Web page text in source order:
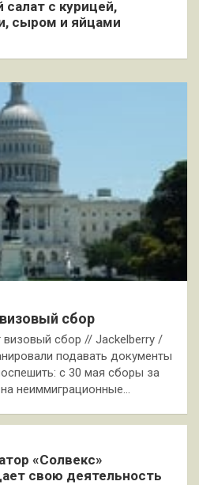
с курицей,
сыром и яйцами
сбор
сбор // Jackelberry /
подавать документы
с 30 мая сборы за
неиммиграционные…
«Солвекс»
свою деятельность